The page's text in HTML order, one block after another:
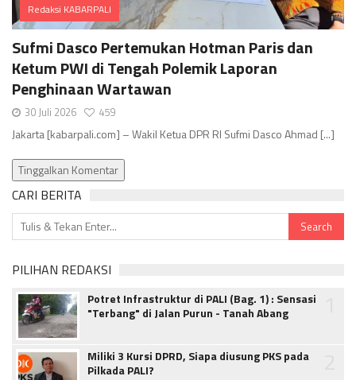
Redaksi KABARPALI
Comments
Sufmi Dasco Pertemukan Hotman Paris dan
Ketum PWI di Tengah Polemik Laporan
Penghinaan Wartawan
30 Juli 2026 459
Jakarta [kabarpali.com] – Wakil Ketua DPR RI Sufmi Dasco Ahmad [...]
Tinggalkan Komentar
CARI BERITA
PILIHAN REDAKSI
Potret Infrastruktur di PALI (Bag. 1) : Sensasi
"Terbang" di Jalan Purun - Tanah Abang
Miliki 3 Kursi DPRD, Siapa diusung PKS pada
Pilkada PALI?